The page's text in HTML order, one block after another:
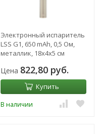
Электронный испаритель
LSS G1, 650 mAh, 0,5 Ом,
металлик, 18х4х5 см
Цена 822,80 руб.
Купить
В наличии